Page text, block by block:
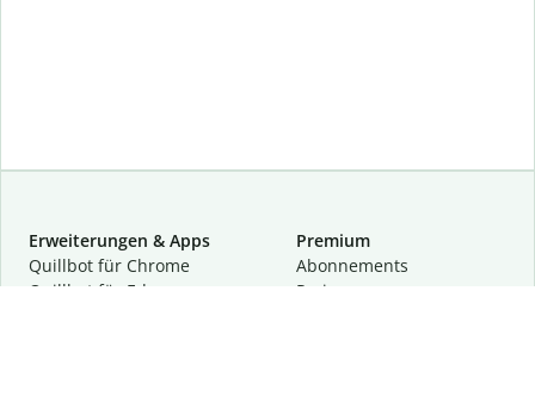
Erweiterungen & Apps
Quillbot für Chrome
Quillbot für Edge
Premium
Abon­ne­ments
Preise